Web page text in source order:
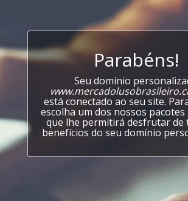
Parabéns!
Seu domínio
está conectado ao seu site.
escolha um dos nossos
que lhe permitirá desfrutar de
benefícios do seu domínio